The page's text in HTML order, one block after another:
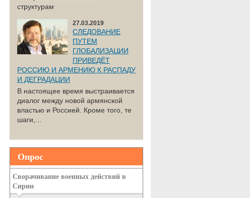
структурам
27.03.2019
СЛЕДОВАНИЕ
ПУТЕМ
ГЛОБАЛИЗАЦИИ
ПРИВЕДЁТ
РОССИЮ И АРМЕНИЮ К РАСПАДУ
И ДЕГРАДАЦИИ
В настоящее время выстраивается
диалог между новой армянской
властью и Россией. Кроме того, те
шаги,...
Опрос
Сворачивание военных действий в
Сирии